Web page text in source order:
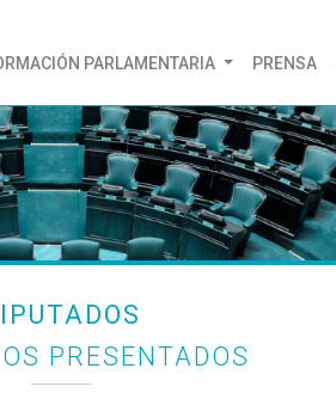
PARLAMENTARIA PRENSA
PRESENTADOS